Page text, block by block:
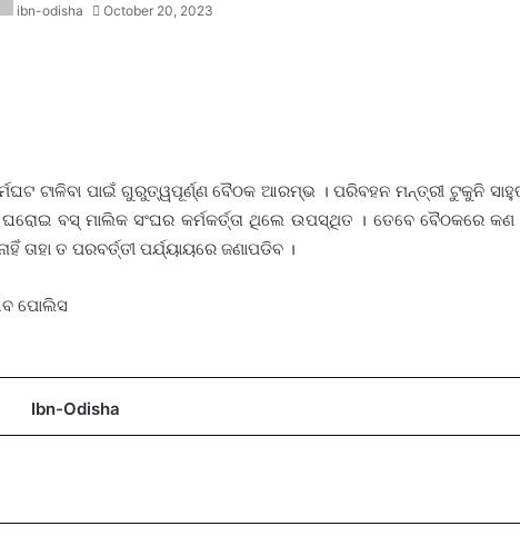
ibn-odisha October 20, 2023
ଟାଳିବା ପାଇଁ ଗୁରୁତ୍ୱପୂର୍ଣ୍ଣ ବୈଠକ ଆରମ୍ଭ । ପରିବହନ ମନ୍ତ୍ରୀ ଟୁକୁନି
ବସ୍ ମାଲିକ ସଂଘର କର୍ମକର୍ତ୍ତା ଥିଲେ ଉପସ୍ଥିତ । ତେବେ ବୈଠକରେ କଣ
ତାହା ତ ପରବର୍ତ୍ତୀ ପର୍ଯ୍ୟାୟରେ ଜଣାପଡିବ ।
ପୋଲିସ
Ibn-Odisha